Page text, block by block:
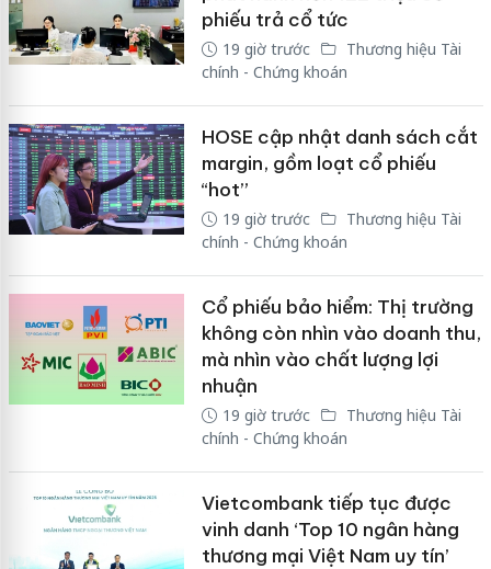
phiếu trả cổ tức
19 giờ trước
Thương hiệu Tài
chính - Chứng khoán
HOSE cập nhật danh sách cắt
margin, gồm loạt cổ phiếu
“hot”
19 giờ trước
Thương hiệu Tài
chính - Chứng khoán
Cổ phiếu bảo hiểm: Thị trường
không còn nhìn vào doanh thu,
mà nhìn vào chất lượng lợi
nhuận
19 giờ trước
Thương hiệu Tài
chính - Chứng khoán
Vietcombank tiếp tục được
vinh danh ‘Top 10 ngân hàng
thương mại Việt Nam uy tín’